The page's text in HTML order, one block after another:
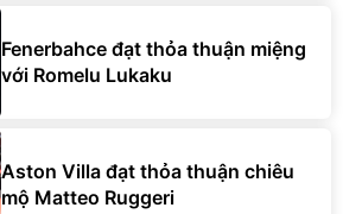
Fenerbahce đạt thỏa thuận miệng
với Romelu Lukaku
Aston Villa đạt thỏa thuận chiêu
mộ Matteo Ruggeri